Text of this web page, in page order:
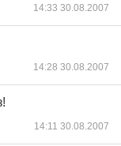
14:33 30.08.2007
14:28 30.08.2007
14:11 30.08.2007